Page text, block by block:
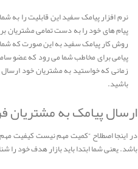
نرم افزار پیامک سفید این قابلیت را به
پیام های خود را به دست تمامی مشتریان
روش کار پیامک سفید به این صورت که شما
پیامی برای مخاطب شما می رود که عضو
زمانی که خواستید به مشتریان خود
باشید.
ارسال پیامک به مشتریان
در اینجا اصطلاح “کمیت مهم نیست کیفیت
باشد. یعنی شما ابتدا باید بازار هدف خود